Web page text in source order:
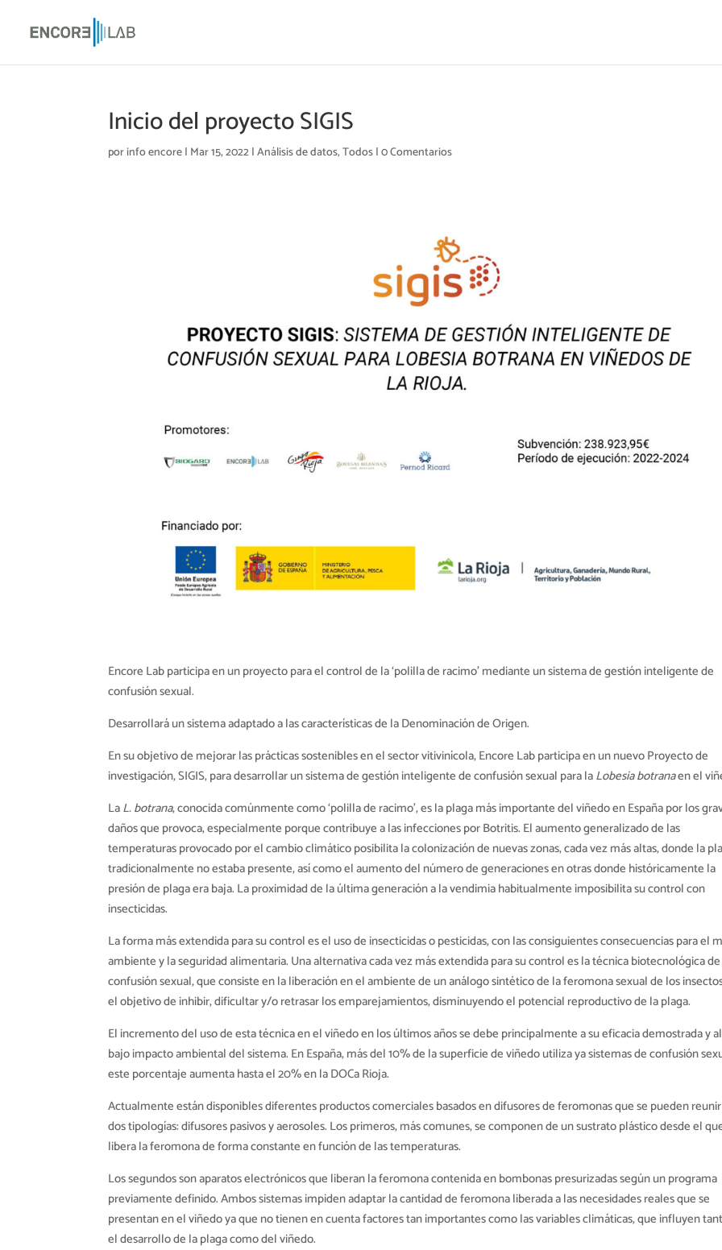
Inicio del proyecto SIGIS
porinfo encore| Mar 15, 2022|Análisis de datos,Todos|0 Comentarios
Encore Labparticipa enun proyecto para elcontrol de la ‘polilla de racimo’ mediante unsistema de gestión inteligente de
confusiónsexual.
Desarrollará un sistema adaptado a las características de laDenominación de Origen.
En su objetivo de mejorar las prácticas sostenibles en el sector vitivinícola, Encore Lab participa en un nuevo Proyecto de
investigación, SIGIS, para desarrollar un sistema de gestión inteligente de confusión sexual para laLobesia botranaen el
LaL. botrana, conocida comúnmente como ‘polilla de racimo’, es la plaga más importante del viñedo en España por los
daños que provoca, especialmente porque contribuye a las infecciones por Botritis. El aumento generalizado de las
temperaturas provocado por el cambio climático posibilita la colonización de nuevas zonas, cada vez más altas, donde la
tradicionalmente no estaba presente, así como el aumento del número de generaciones en otras donde históricamente la
presión de plaga era baja. La proximidad de la última generación a la vendimia habitualmente imposibilita su control con
insecticidas.
La forma más extendida para su control es el uso de insecticidas o pesticidas, con las consiguientes consecuencias para el
ambiente y la seguridad alimentaria. Una alternativa cada vez más extendida para su control es la técnica biotecnológica de
confusión sexual, que consiste en la liberación en el ambiente de un análogo sintético de la feromona sexual de los
el objetivo de inhibir, dificultar y/o retrasar los emparejamientos, disminuyendo el potencial reproductivo de la plaga.
El incremento del uso de esta técnica en el viñedo en los últimos años se debe principalmente a su eficacia demostrada y al
bajo impacto ambiental del sistema. En España, más del 10% de la superficie de viñedo utiliza ya sistemas de confusión
este porcentaje aumenta hasta el 20% en la DOCa Rioja.
Actualmente están disponibles diferentes productos comerciales basados en difusores de feromonas que se pueden
dos tipologías: difusores pasivos y aerosoles. Los primeros, más comunes, se componen de un sustrato plástico desde el
libera la feromona de forma constante en función de las temperaturas.
Los segundos son aparatos electrónicos que liberan la feromona contenida en bombonas presurizadas según un programa
previamente definido. Ambos sistemas impiden adaptar la cantidad de feromona liberada a las necesidades reales que se
presentan en el viñedo ya que no tienen en cuenta factores tan importantes como las variables climáticas, que influyen
el desarrollo de la plaga como del viñedo.